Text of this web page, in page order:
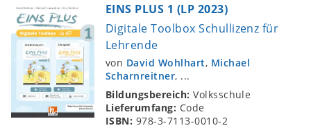
EINS PLUS 1 (LP 2023)
Digitale Toolbox Schullizenz für
Lehrende
von David Wohlhart, Michael
Scharnreitner, ...
Bildungsbereich:Volksschule
Lieferumfang: Code
ISBN: 978-3-7113-0010-2